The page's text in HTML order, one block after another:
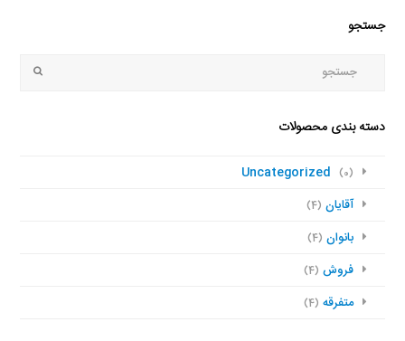
جستجو
دسته بندی محصولات
Uncategorized (0)
آقایان (4)
بانوان (4)
فروش (4)
متفرقه (4)